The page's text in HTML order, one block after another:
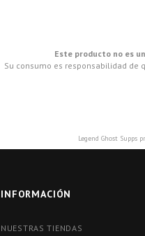
Este producto no es
Su consumo es responsabilidad de
Legend Ghost Supps
INFORMACIÓN
NUESTRAS TIENDAS